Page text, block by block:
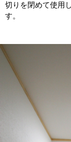
切りを閉めて使用
す。